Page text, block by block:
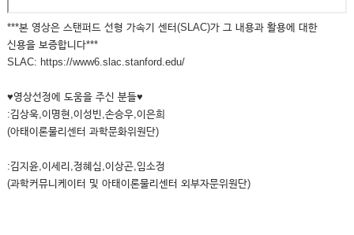
***본 영상은 스탠퍼드 선형 가속기 센터(SLAC)가 그 내용과 활용에 대한
신용을 보증합니다***
SLAC: https://www6.slac.stanford.edu/
♥영상선정에 도움을 주신 분들♥
:김상욱,이명현,이성빈,손승우,이은희
(아태이론물리센터 과학문화위원단)
:김지윤,이세리,정혜심,이상곤,임소정
(과학커뮤니케이터 및 아태이론물리센터 외부자문위원단)